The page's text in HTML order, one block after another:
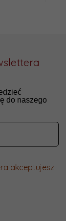
do naszego
akceptujesz